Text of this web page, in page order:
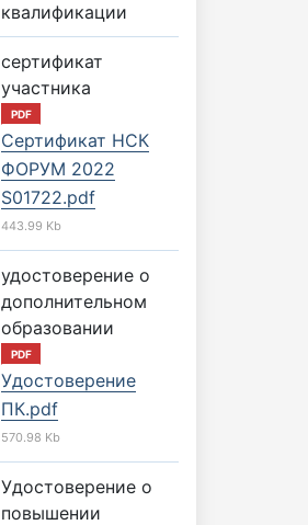
квалификации
сертификат
участника
PDF
Сертификат НСК
ФОРУМ 2022
S01722.pdf
443.99 Kb
удостоверение о
дополнительном
образовании
PDF
Удостоверение
ПК.pdf
570.98 Kb
Удостоверение о
повышении